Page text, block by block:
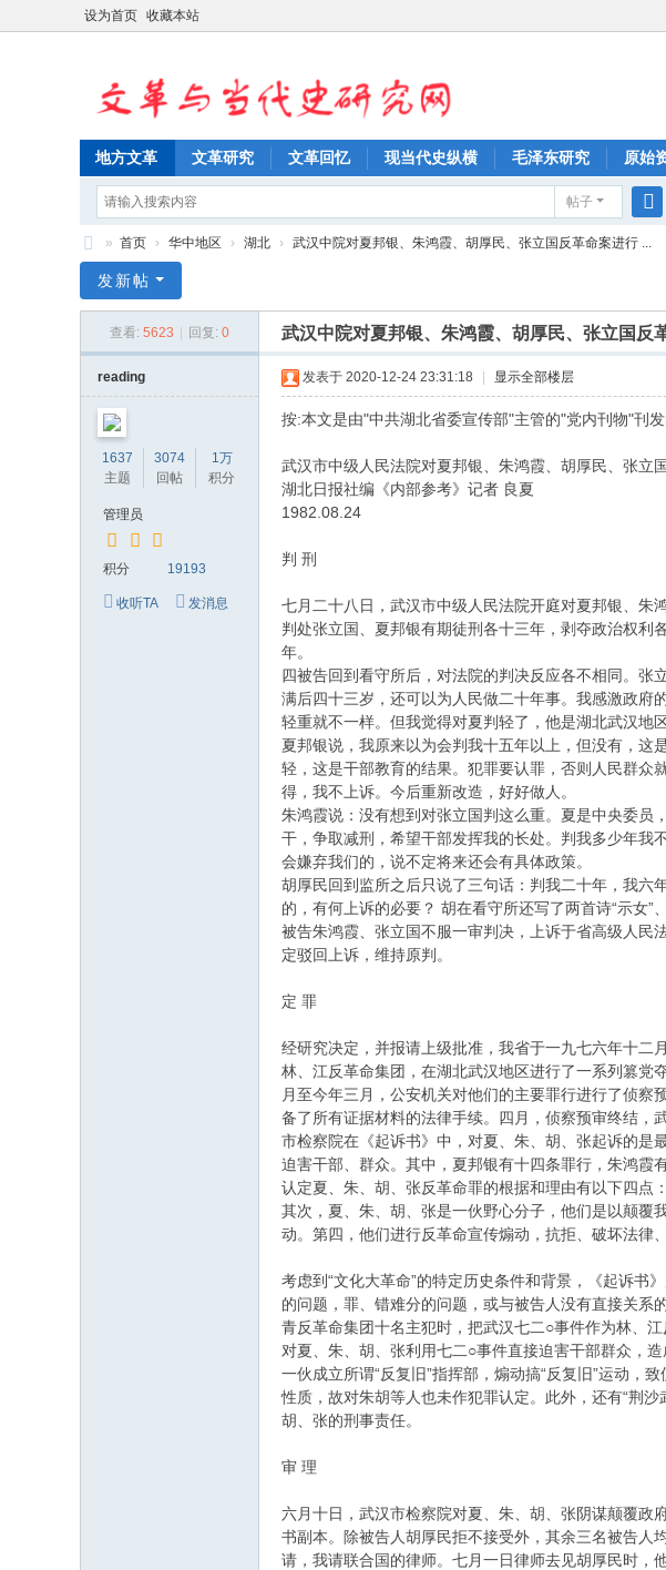
设为首页 收藏本站
地方文革 文革研究 文革回忆 现当代史纵横 毛泽东研究 原始
帖子
革
» 首页 › 华中地区 › 湖北 › 武汉中院对夏邦银、朱鸿霞、胡厚民、张立国反革命案进行 ...
发新帖
查看: 5623 回复: 0 武汉中院对夏邦银、朱鸿霞、胡厚民、张立国反
reading
1637
主题
3074
回帖
1万
积分
管理员
积分 19193
收听TA 发消息
发表于 2020-12-24 23:31:18 显示全部楼层
按:本文是由"中共湖北省委宣传部"主管的"党内刊物"刊
武汉市中级人民法院对夏邦银、朱鸿霞、胡厚民、张立
湖北日报社编《内部参考》记者 良夏
1982.08.24
判 刑
七月二十八日，武汉市中级人民法院开庭对夏邦银、朱
判处张立国、夏邦银有期徒刑各十三年，剥夺政治权利
年。
四被告回到看守所后，对法院的判决反应各不相同。张
满后四十三岁，还可以为人民做二十年事。我感激政府
轻重就不一样。但我觉得对夏判轻了，他是湖北武汉地
夏邦银说，我原来以为会判我十五年以上，但没有，这
轻，这是干部教育的结果。犯罪要认罪，否则人民群众
得，我不上诉。今后重新改造，好好做人。
朱鸿霞说：没有想到对张立国判这么重。夏是中央委员
干，争取减刑，希望干部发挥我的长处。判我多少年我
会嫌弃我们的，说不定将来还会有具体政策。
胡厚民回到监所之后只说了三句话：判我二十年，我六
的，有何上诉的必要？ 胡在看守所还写了两首诗“示女”、
被告朱鸿霞、张立国不服一审判决，上诉于省高级人民
定驳回上诉，维持原判。
定 罪
经研究决定，并报请上级批准，我省于一九七六年十二
林、江反革命集团，在湖北武汉地区进行了一系列篡党
月至今年三月，公安机关对他们的主要罪行进行了侦
备了所有证据材料的法律手续。四月，侦察预审终结，
市检察院在《起诉书》中，对夏、朱、胡、张起诉的是
迫害干部、群众。其中，夏邦银有十四条罪行，朱鸿霞
认定夏、朱、胡、张反革命罪的根据和理由有以下四点
其次，夏、朱、胡、张是一伙野心分子，他们是以颠覆
动。第四，他们进行反革命宣传煽动，抗拒、破坏法律
考虑到“文化大革命”的特定历史条件和背景，《起诉书
的问题，罪、错难分的问题，或与被告人没有直接关系
青反革命集团十名主犯时，把武汉七二○事件作为林、
对夏、朱、胡、张利用七二○事件直接迫害干部群众，
一伙成立所谓“反复旧”指挥部，煽动搞“反复旧”运动，
性质，故对朱胡等人也未作犯罪认定。此外，还有“荆沙
胡、张的刑事责任。
审 理
六月十日，武汉市检察院对夏、朱、胡、张阴谋颠覆政
书副本。除被告人胡厚民拒不接受外，其余三名被告人
请，我请联合国的律师。七月一日律师去见胡厚民时，